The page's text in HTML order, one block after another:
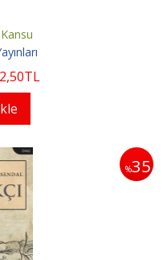
,50TL
%35